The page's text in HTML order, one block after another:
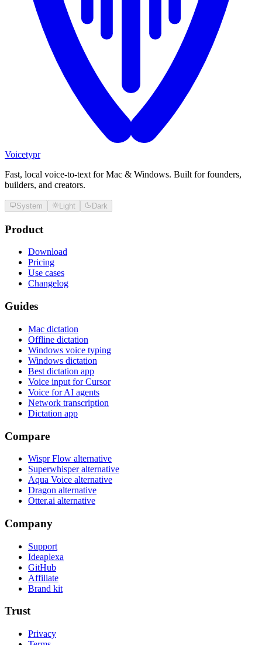
Voicetypr
Fast, local voice-to-text for Mac & Windows. Built for founders,
builders, and creators.
System Light Dark
Product
Download
Pricing
Use cases
Changelog
Guides
Mac dictation
Offline dictation
Windows voice typing
Windows dictation
Best dictation app
Voice input for Cursor
Voice for AI agents
Network transcription
Dictation app
Compare
Wispr Flow alternative
Superwhisper alternative
Aqua Voice alternative
Dragon alternative
Otter.ai alternative
Company
Support
Ideaplexa
GitHub
Affiliate
Brand kit
Trust
Privacy